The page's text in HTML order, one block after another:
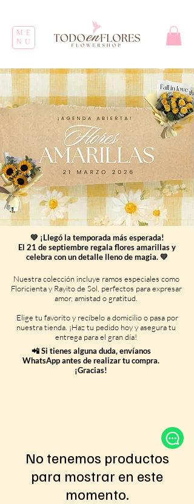
ME
NU
💛 ¡Llegó la temporada más esperada!
El 21 de septiembre regala flores amarillas y
celebra con un detalle lleno de magia. 💛
Nuestra colección incluye ramos especiales como
Floricienta y Rayito de Sol, perfectos para expresar
amor, amistad o gratitud.
Elige tu favorito y recíbelo a domicilio o pasa por
nuestra tienda. ¡Haz tu pedido hoy y asegura tu
entrega para el gran día!
📲 Si tienes alguna duda, envíanos
WhatsApp antes de realizar tu compra.
¡Gracias!
No tenemos productos
para mostrar en este
momento.